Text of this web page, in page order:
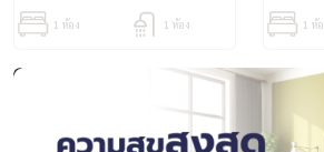
1 ห้อง 1 ห้อง 1 ห้